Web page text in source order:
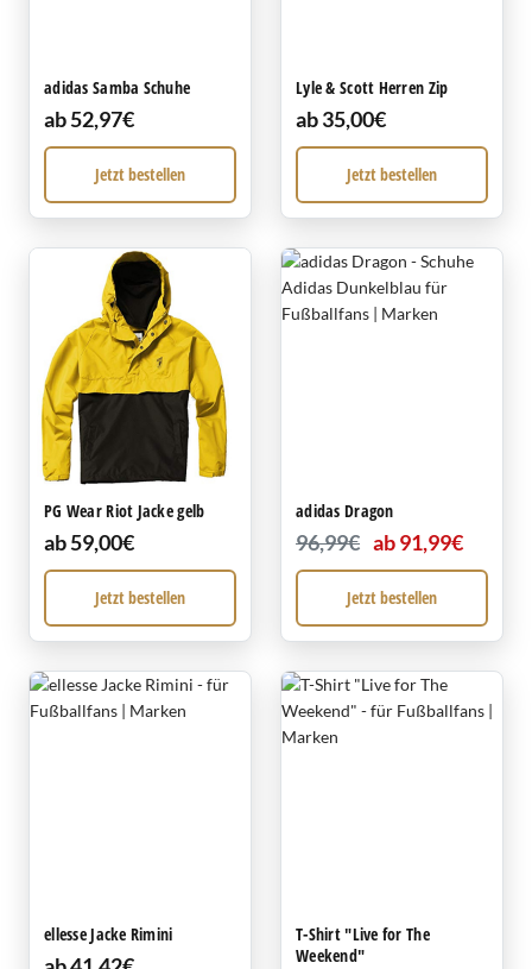
adidas Samba Schuhe
ab 52,97€
Jetzt bestellen
Lyle & Scott Herren Zip
ab 35,00€
Jetzt bestellen
PG Wear Riot Jacke gelb
ab 59,00€
Jetzt bestellen
adidas Dragon
96,99€ ab 91,99€
Jetzt bestellen
ellesse Jacke Rimini
T-Shirt "Live for The
Weekend"